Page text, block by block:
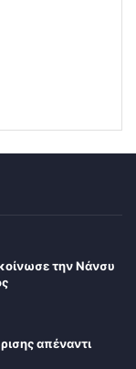
την Νάνσυ
απέναντι